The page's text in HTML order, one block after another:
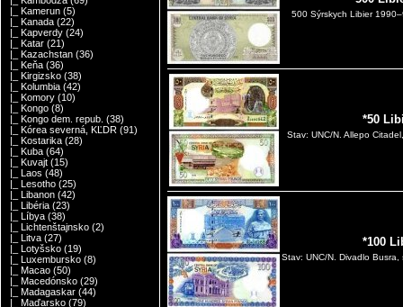
|_ Kamerun (5)
|_ Kanada (22)
|_ Kapverdy (24)
|_ Katar (21)
|_ Kazachstan (36)
|_ Keňa (36)
|_ Kirgizsko (38)
|_ Kolumbia (42)
|_ Komory (10)
|_ Kongo (8)
|_ Kongo dem. repub. (38)
|_ Kórea severná, KĽDR (91)
|_ Kostarika (28)
|_ Kuba (64)
|_ Kuvajt (15)
|_ Laos (48)
|_ Lesotho (25)
|_ Libanon (42)
|_ Libéria (23)
|_ Líbya (38)
|_ Lichtenštajnsko (2)
|_ Litva (27)
|_ Lotyšsko (19)
|_ Luxembursko (8)
|_ Macao (50)
|_ Macedónsko (29)
|_ Madagaskar (44)
|_ Maďarsko (79)
500 Sýrskych Libier
*50
Stav: UNC/N. Allepo
*100
Stav: UNC/N. Divadlo